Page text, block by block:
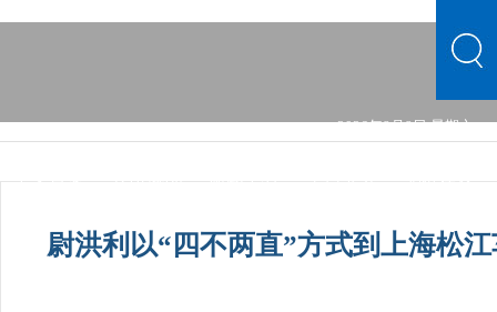
2026年8月8日 星期六
中文首页 公司概况 新闻中心 主营业务 党群建设
尉洪利以“四不两直”方式到上海松